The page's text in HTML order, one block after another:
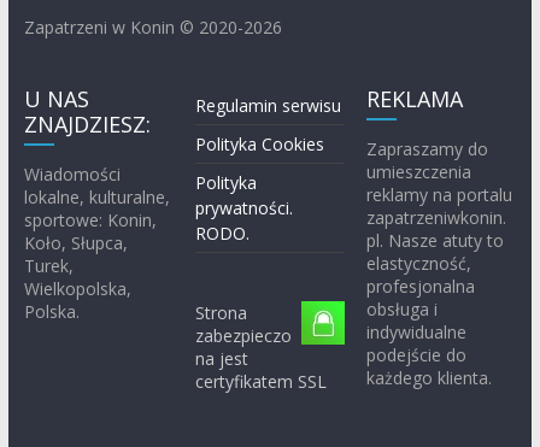
Zapatrzeni w Konin © 2020-2026
U NAS
ZNAJDZIESZ:
Wiadomości
lokalne, kulturalne,
sportowe: Konin,
Koło, Słupca,
Turek,
Wielkopolska,
Polska.
Regulamin serwisu
Polityka Cookies
Polityka
prywatności.
RODO.
Strona
zabezpieczo
na jest
certyfikatem SSL
REKLAMA
Zapraszamy do
umieszczenia
reklamy na portalu
zapatrzeniwkonin.
pl. Nasze atuty to
elastyczność,
profesjonalna
obsługa i
indywidualne
podejście do
każdego klienta.